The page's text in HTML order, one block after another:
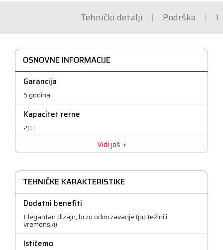
Tehnički detalji Podrška
OSNOVNE INFORMACIJE
Garancija
5 godina
Kapacitet rerne
20 l
Vidi još
TEHNIČKE KARAKTERISTIKE
Dodatni benefiti
Elegantan dizajn, brzo odmrzavanje (po težini i
vremenski)
Ističemo